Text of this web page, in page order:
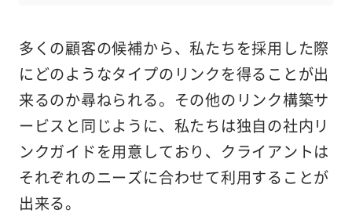
多くの顧客の候補から、私たちを採用した際
にどのようなタイプのリンクを得ることが出
来るのか尋ねられる。その他のリンク構築サ
ービスと同じように、私たちは独自の社内リ
ンクガイドを用意しており、クライアントは
それぞれのニーズに合わせて利用することが
出来る。